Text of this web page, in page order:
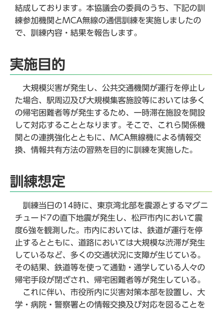
結成しております。本協議会の委員のうち、下記の訓
練参加機関とMCA無線の通信訓練を実施しましたの
で、訓練内容・結果を報告します。
実施目的
大規模災害が発生し、公共交通機関が運行を停止し
た場合、駅周辺及び大規模集客施設等においては多く
の帰宅困難者等が発生するため、一時滞在施設を開設
して対応することとなります。そこで、これら関係機
関との連携強化とともに、MCA無線機による情報交
換、情報共有方法の習熟を目的に訓練を実施した。
訓練想定
訓練当日の14時に、東京湾北部を震源とするマグニ
チュード7の直下地震が発生し、松戸市内において震
度6強を観測した。市内においては、鉄道が運行を停
止するとともに、道路においては大規模な渋滞が発生
しているなど、多くの交通状況に支障が生じている。
その結果、鉄道等を使って通勤・通学している人々の
帰宅手段が閉ざされ、帰宅困難者等が発生している。
これに伴い、市役所内に災害対策本部を設置し、大
学・病院・警察署との情報交換及び対応を図ることを